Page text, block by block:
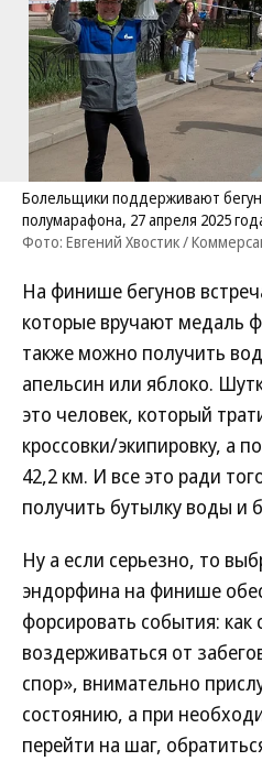
Болельщики поддерживают
полумарафона, 27 апреля 2025
Фото: Евгений Хвостик /
На финише бегунов
которые вручают медаль
также можно получить
апельсин или яблоко.
это человек, который
кроссовки/экипировку, а
42,2 км. И все это ради
получить бутылку воды и
Ну а если серьезно, то
эндорфина на финише
форсировать события: как
воздерживаться от
спор», внимательно
состоянию, а при
перейти на шаг,